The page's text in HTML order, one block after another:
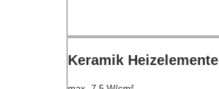
Keramik Heizelemente